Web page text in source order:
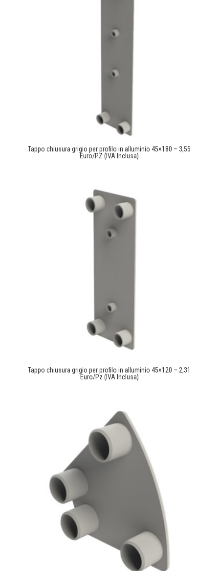
Tappo chiusura grigio per profilo in alluminio 45×180 – 3,55
Euro/PZ (IVA Inclusa)
Tappo chiusura grigio per profilo in alluminio 45×120 – 2,31
Euro/Pz (IVA Inclusa)